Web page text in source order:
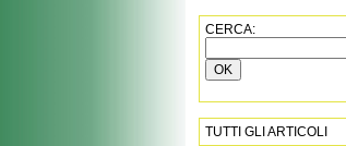
CERCA:
TUTTI GLI ARTICOLI